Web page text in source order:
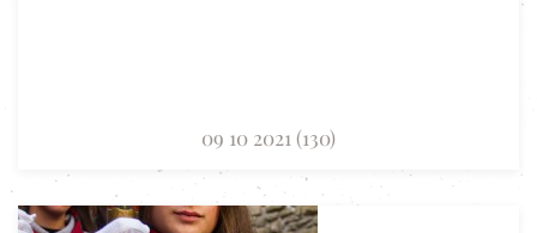
09 10 2021 (130)